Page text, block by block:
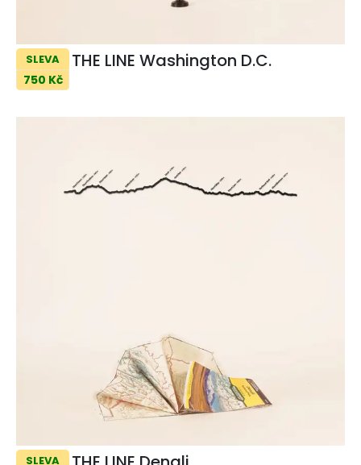
SLEVA
750 Kč
THE LINE Washington D.C.
SLEVA